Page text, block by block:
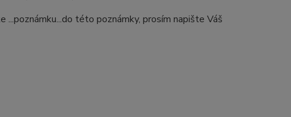
této poznámky, prosím napište Váš